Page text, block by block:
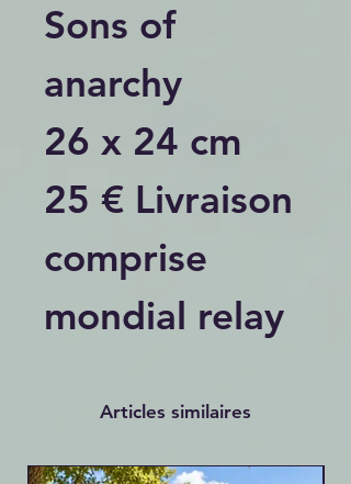
Sons of
anarchy
26 x 24 cm
25 € Livraison
comprise
mondial relay
Articles similaires